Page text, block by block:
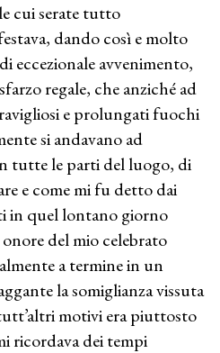
cui serate tutto
dando così e molto
eccezionale avvenimento,
regale, che anziché ad
e prolungati fuochi
si andavano ad
tutte le parti del luogo, di
e come mi fu detto dai
in quel lontano giorno
del mio celebrato
a termine in un
la somiglianza vissuta
motivi era piuttosto
ricordava dei tempi